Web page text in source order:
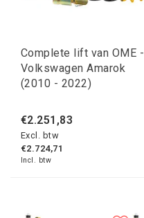
Complete lift van OME -
Volkswagen Amarok
(2010 - 2022)
€2.251,83
Excl. btw
€2.724,71
Incl. btw